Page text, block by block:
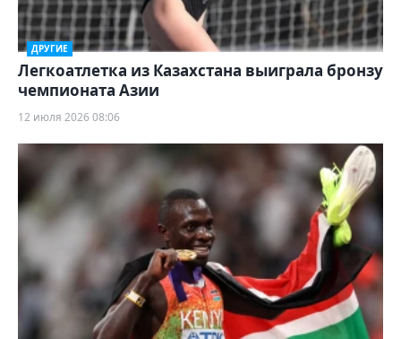
ДРУГИЕ
Легкоатлетка из Казахстана выиграла бронзу
чемпионата Азии
12 июля 2026 08:06